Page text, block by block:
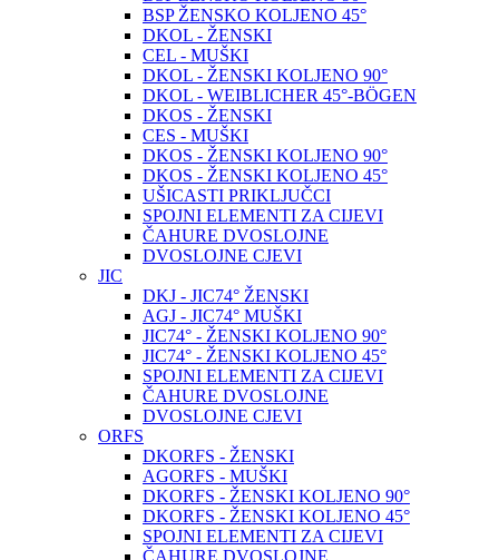
BSP ŽENSKO KOLJENO 45°
DKOL - ŽENSKI
CEL - MUŠKI
DKOL - ŽENSKI KOLJENO 90°
DKOL - WEIBLICHER 45°-BÖGEN
DKOS - ŽENSKI
CES - MUŠKI
DKOS - ŽENSKI KOLJENO 90°
DKOS - ŽENSKI KOLJENO 45°
UŠICASTI PRIKLJUČCI
SPOJNI ELEMENTI ZA CIJEVI
ČAHURE DVOSLOJNE
DVOSLOJNE CJEVI
JIC
DKJ - JIC74° ŽENSKI
AGJ - JIC74° MUŠKI
JIC74° - ŽENSKI KOLJENO 90°
JIC74° - ŽENSKI KOLJENO 45°
SPOJNI ELEMENTI ZA CIJEVI
ČAHURE DVOSLOJNE
DVOSLOJNE CJEVI
ORFS
DKORFS - ŽENSKI
AGORFS - MUŠKI
DKORFS - ŽENSKI KOLJENO 90°
DKORFS - ŽENSKI KOLJENO 45°
SPOJNI ELEMENTI ZA CIJEVI
ČAHURE DVOSLOJNE